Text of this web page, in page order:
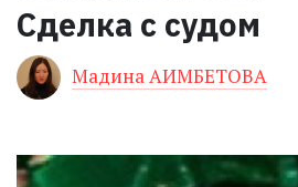
Сделка с судом
Мадина АИМБЕТОВА